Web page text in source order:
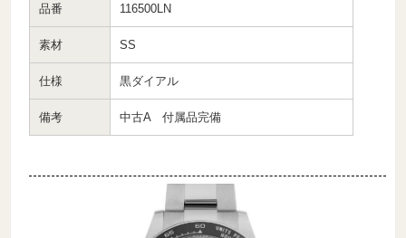
品番 116500LN
素材 SS
仕様 黒ダイアル
備考 中古A 付属品完備